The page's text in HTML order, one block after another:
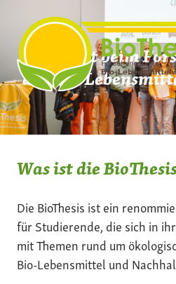
Inhalt
springenMach mit beim
der Bio-
Was ist die
Die BioThesis ist ein
für Studierende, die sich in
mit Themen rund um
Bio-Lebensmittel und